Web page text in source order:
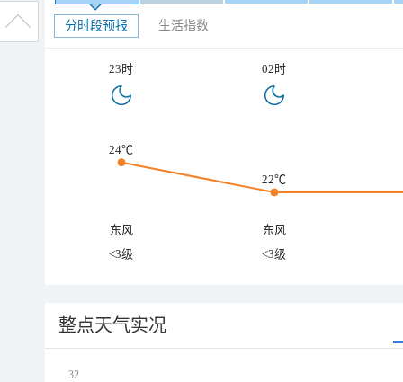
分时段预报 生活指数
23时 02时
24℃
22℃
东风
东风
<3级
<3级
整点天气实况
32